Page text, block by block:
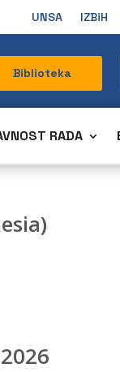
UNSA IZBiH
Biblioteka
RADA